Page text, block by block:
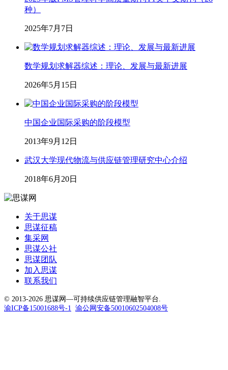
种）
2025年7月7日
数学规划求解器综述：理论、发展与最新进展
2026年5月15日
中国企业国际采购的阶段模型
2013年9月12日
武汉大学现代物流与供应链管理研究中心介绍
2018年6月20日
关于思谋
思谋征稿
集采网
思谋公社
思谋团队
加入思谋
联系我们
© 2013-2026 思谋网—可持续供应链管理融智平台.
渝ICP备15001688号-1 渝公网安备50010602504008号